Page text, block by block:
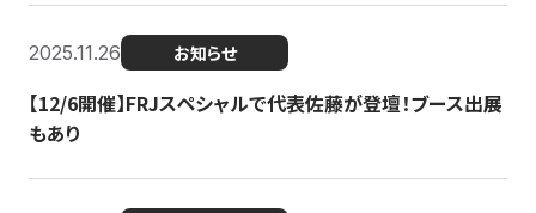
2025.11.26 お知らせ
【12/6開催】FRJスペシャルで代表佐藤が登壇！ブース出展
もあり